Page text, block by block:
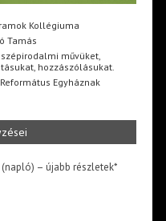
Kollégiuma
Tamás
művüket,
hozzászólásukat.
Egyháznak
(napló) – újabb részletek*